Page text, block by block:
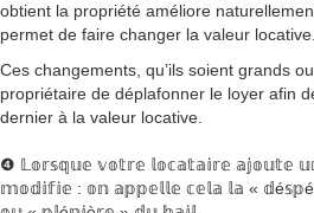
obtient la propriété améliore
permet de faire changer la valeur locative.
Ces changements, qu’ils soient grands
propriétaire de déplafonner le loyer afin
dernier à la valeur locative.
❹ 𝕃𝕠𝕣𝕤𝕢𝕦𝕖 𝕧𝕠𝕥𝕣𝕖 𝕝𝕠𝕔𝕒𝕥𝕒𝕚𝕣𝕖 𝕒𝕛𝕠𝕦𝕥𝕖
𝕞𝕠𝕕𝕚𝕗𝕚𝕖 : 𝕠𝕟 𝕒𝕡𝕡𝕖𝕝𝕝𝕖 𝕔𝕖𝕝𝕒 𝕝𝕒 «